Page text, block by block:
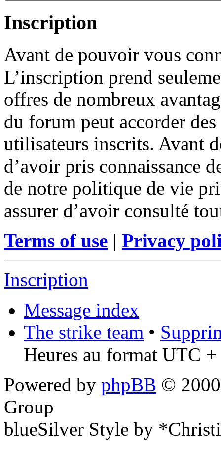
Inscription
Avant de pouvoir vous
L’inscription prend
offres de nombreux
du forum peut accorder
utilisateurs inscrits. Avant
d’avoir pris connaissance
de notre politique de vie
assurer d’avoir consulté
Terms of use | Privacy
Inscription
Message index
The strike team •
Heures au format UTC
Powered by phpBB ©
Group
blueSilver Style by